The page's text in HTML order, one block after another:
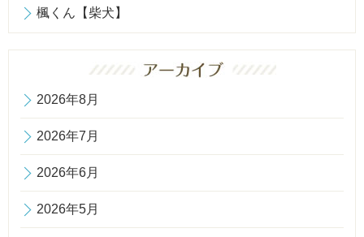
楓くん【柴犬】
2026年8月
2026年7月
2026年6月
2026年5月